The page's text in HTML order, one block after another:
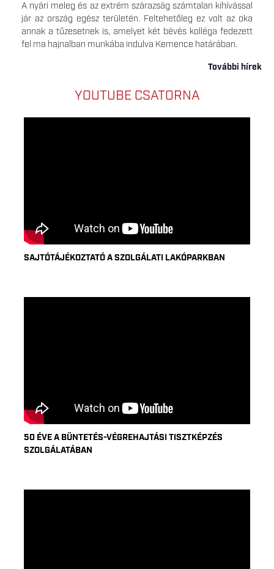
A nyári meleg és az extrém szárazság számtalan kihívással
jár az ország egész területén. Feltehetőleg ez volt az oka
annak a tűzesetnek is, amelyet két bévés kolléga fedezett
fel ma hajnalban munkába indulva Kemence határában.
További hírek
YOUTUBE CSATORNA
SAJTÓTÁJÉKOZTATÓ A SZOLGÁLATI LAKÓPARKBAN
50 ÉVE A BÜNTETÉS-VÉGREHAJTÁSI TISZTKÉPZÉS
SZOLGÁLATÁBAN